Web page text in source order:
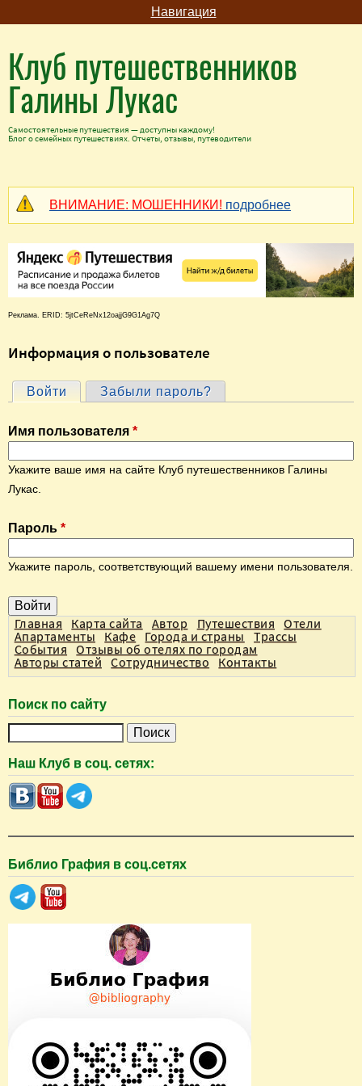
Навигация
Клуб путешественников
Галины Лукас
Самостоятельные путешествия — доступны каждому!
Блог о семейных путешествиях. Отчеты, отзывы, путеводители
ВНИМАНИЕ: МОШЕННИКИ! подробнее
Реклама. ERID: 5jtCeReNx12oajjG9G1Ag7Q
Информация о пользователе
Г
л
а
в
н
е
в
л
а
д
к
и
Войти (активная вкладка)
Забыли пароль?
Имя пользователя *
Укажите ваше имя на сайте Клуб путешественников Галины
Лукас.
Пароль *
Укажите пароль, соответствующий вашему имени пользователя.
Главная Карта сайта Автор Путешествия
Отели
Апартаменты
Кафе Города и страны
Трассы
События
Отзывы об отелях по городам
Авторы статей
Сотрудничество Контакты
Поиск по сайту
и
с
к
Наш Клуб в соц. сетях:
Библио Графия в соц.сетях